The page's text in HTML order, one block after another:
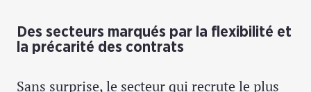
Des secteurs marqués par la flexibilité et
la précarité des contrats
Sans surprise, le secteur qui recrute le plus